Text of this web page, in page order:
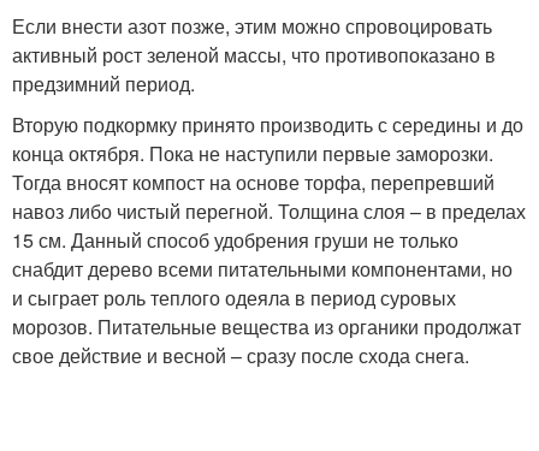
Если внести азот позже, этим можно спровоцировать
активный рост зеленой массы, что противопоказано в
предзимний период.
Вторую подкормку принято производить с середины и до
конца октября. Пока не наступили первые заморозки.
Тогда вносят компост на основе торфа, перепревший
навоз либо чистый перегной. Толщина слоя – в пределах
15 см. Данный способ удобрения груши не только
снабдит дерево всеми питательными компонентами, но
и сыграет роль теплого одеяла в период суровых
морозов. Питательные вещества из органики продолжат
свое действие и весной – сразу после схода снега.